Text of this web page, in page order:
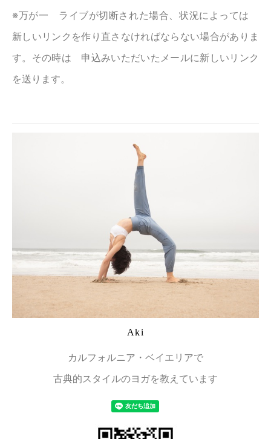
※万が一 ライブが切断された場合、状況によっては
新しいリンクを作り直さなければならない場合がありま
す。その時は 申込みいただいたメールに新しいリンク
を送ります。
Aki
カルフォルニア・ベイエリアで
古典的スタイルのヨガを教えています